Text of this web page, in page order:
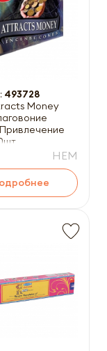
493728
Money
HEM